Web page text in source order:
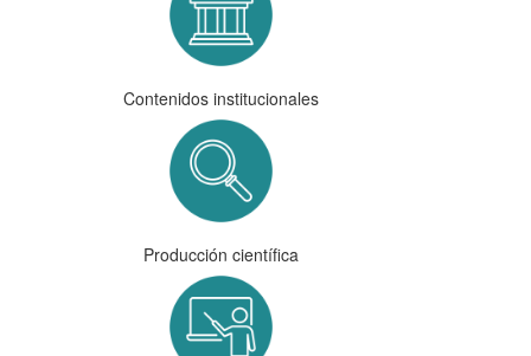
Contenidos institucionales
Producción científica